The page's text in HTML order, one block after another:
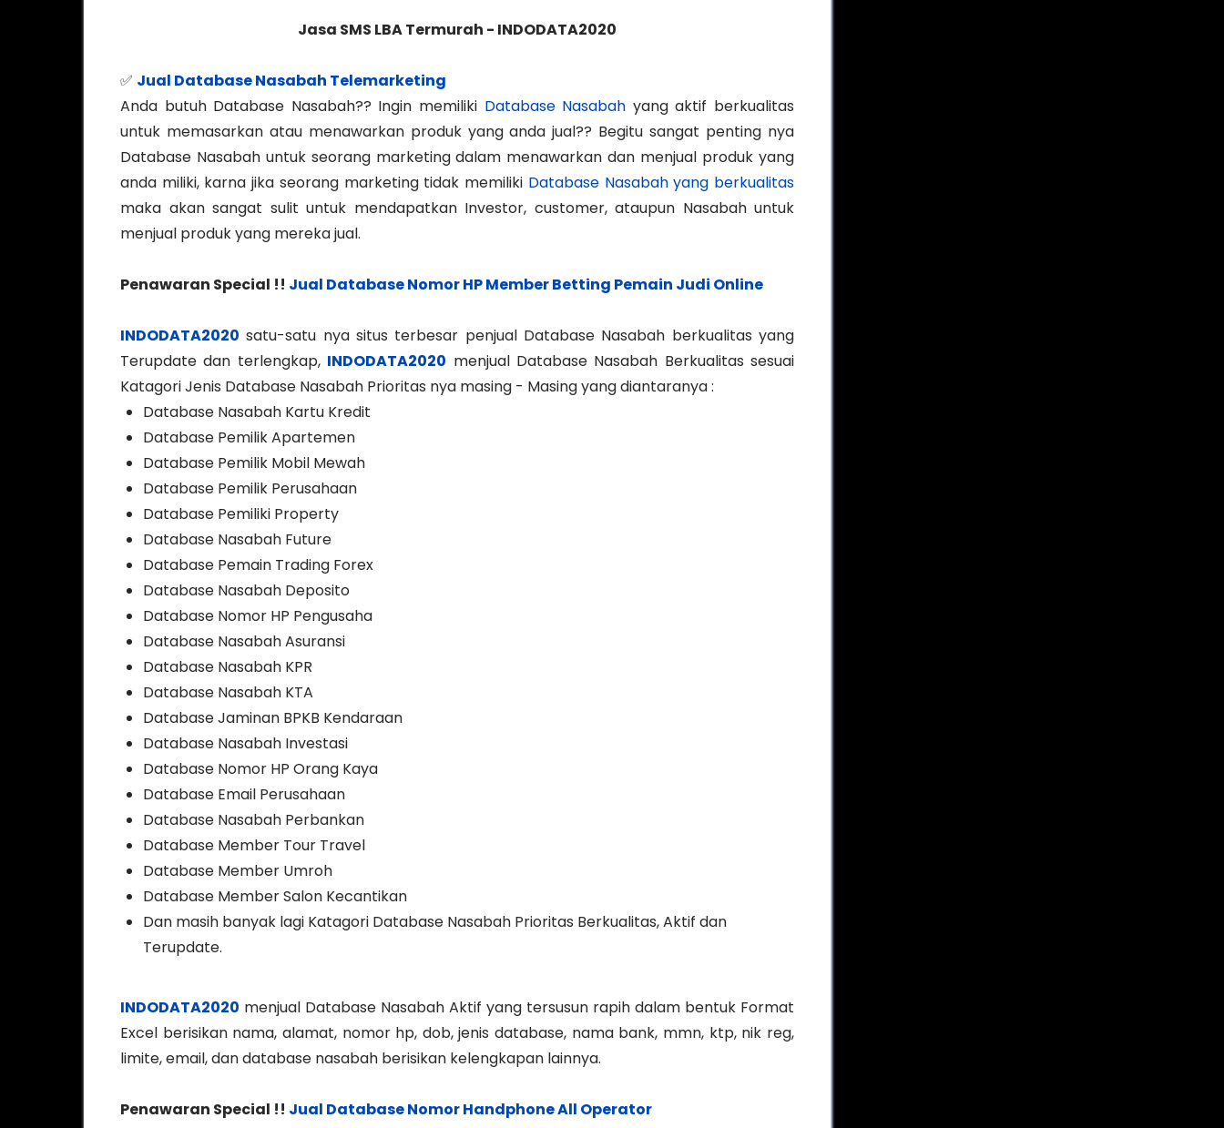
Jasa SMS LBA Termurah - INDODATA2020
✅ Jual Database Nasabah Telemarketing
Anda butuh Database Nasabah?? Ingin memiliki Database Nasabah yang aktif berkualitas
untuk memasarkan atau menawarkan produk yang anda jual?? Begitu sangat penting nya
Database Nasabah untuk seorang marketing dalam menawarkan dan menjual produk yang
anda miliki, karna jika seorang marketing tidak memiliki Database Nasabah yang berkualitas
maka akan sangat sulit untuk mendapatkan Investor, customer, ataupun Nasabah untuk
menjual produk yang mereka jual.
Penawaran Special !! Jual Database Nomor HP Member Betting Pemain Judi Online
INDODATA2020 satu-satu nya situs terbesar penjual Database Nasabah berkualitas yang
Terupdate dan terlengkap, INDODATA2020 menjual Database Nasabah Berkualitas sesuai
Katagori Jenis Database Nasabah Prioritas nya masing - Masing yang diantaranya :
Database Nasabah Kartu Kredit
Database Pemilik Apartemen
Database Pemilik Mobil Mewah
Database Pemilik Perusahaan
Database Pemiliki Property
Database Nasabah Future
Database Pemain Trading Forex
Database Nasabah Deposito
Database Nomor HP Pengusaha
Database Nasabah Asuransi
Database Nasabah KPR
Database Nasabah KTA
Database Jaminan BPKB Kendaraan
Database Nasabah Investasi
Database Nomor HP Orang Kaya
Database Email Perusahaan
Database Nasabah Perbankan
Database Member Tour Travel
Database Member Umroh
Database Member Salon Kecantikan
Dan masih banyak lagi Katagori Database Nasabah Prioritas Berkualitas, Aktif dan
Terupdate.
INDODATA2020 menjual Database Nasabah Aktif yang tersusun rapih dalam bentuk Format
Excel berisikan nama, alamat, nomor hp, dob, jenis database, nama bank, mmn, ktp, nik reg,
limite, email, dan database nasabah berisikan kelengkapan lainnya.
Penawaran Special !! Jual Database Nomor Handphone All Operator